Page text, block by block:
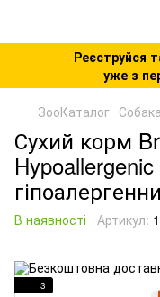
Реєструйся
уже з
ЗооКаталог
Сухий корм
В наявності Артикул:
3